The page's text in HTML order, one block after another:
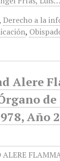
Derecho a la
,
Alere
Año